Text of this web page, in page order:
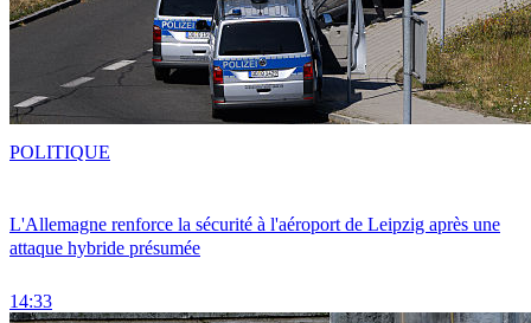
L'Allemagne renforce la sécurité à l'aéroport de Leipzig après une
attaque hybride présumée
14:33
POLITIQUE